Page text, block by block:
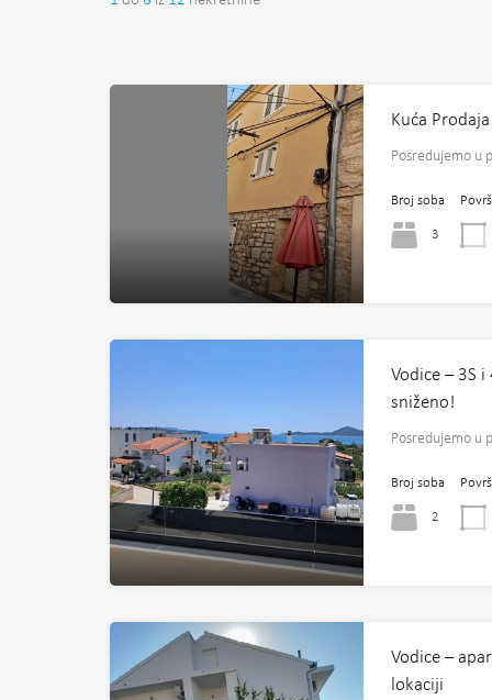
Kuća
Posredujemo u
Broj soba
3
Vodice – 3S
sniženo!
Posredujemo u
Broj soba
2
Vodice –
lokaciji